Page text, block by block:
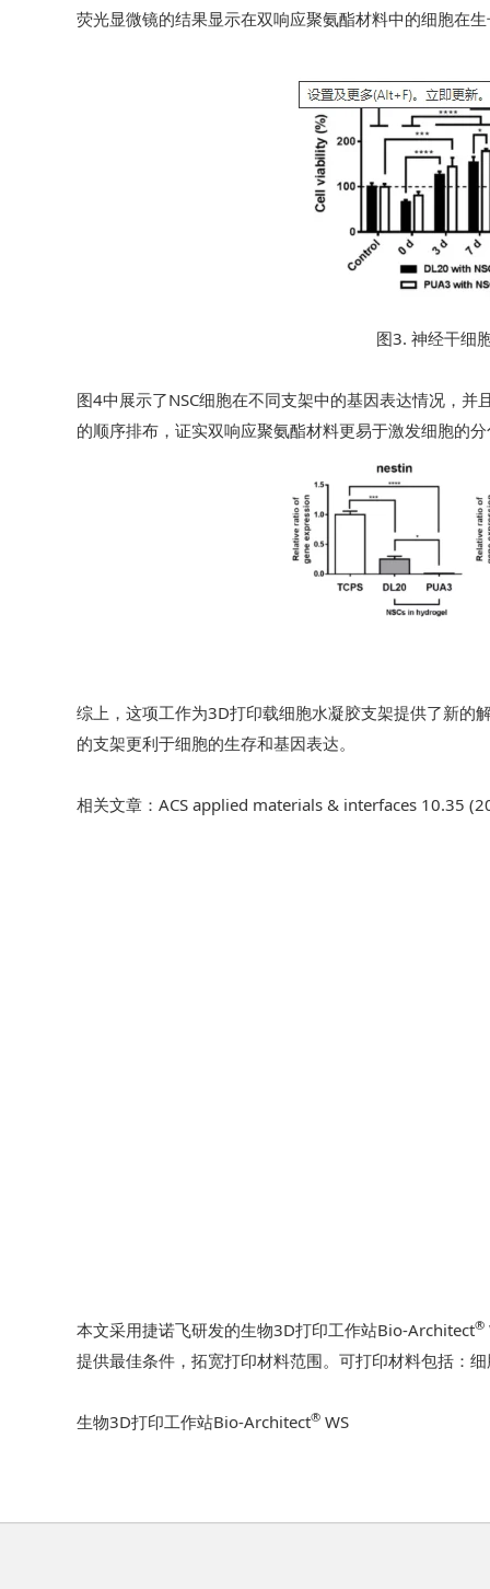
荧光显微镜的结果显示在双响应聚氨酯材料中的细胞在
图3. 神经干细
图4中展示了NSC细胞在不同支架中的基因表达情况，
的顺序排布，证实双响应聚氨酯材料更易于激发细胞的
综上，这项工作为3D打印载细胞水凝胶支架提供了新的
的支架更利于细胞的生存和基因表达。
相关文章：ACS applied materials & interfaces 10.35
本文采用捷诺飞研发的生物3D打印工作站Bio-Architect®
提供最佳条件，拓宽打印材料范围。可打印材料包括：
生物3D打印工作站Bio-Architect® WS